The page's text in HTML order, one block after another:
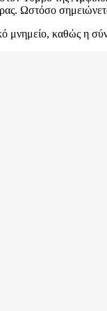
Ωστόσο
μνημείο, καθώς η